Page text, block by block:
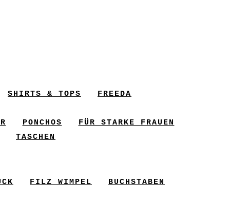
SHIRTS & TOPS FREEDA
PONCHOS
FÜR STARKE FRAUEN
TASCHEN
FILZ WIMPEL BUCHSTABEN